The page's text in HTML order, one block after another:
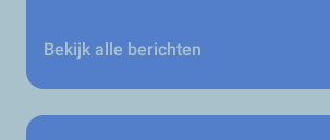
Bekijk alle berichten